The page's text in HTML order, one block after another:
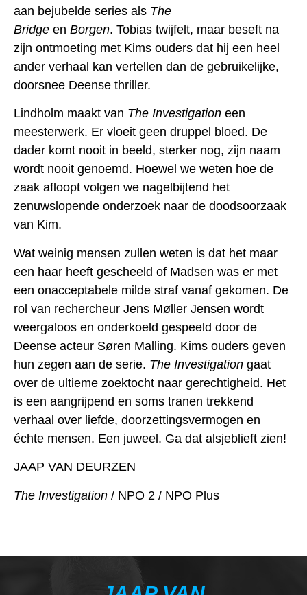
aan bejubelde series als The
Bridge en Borgen. Tobias twijfelt, maar beseft na
zijn ontmoeting met Kims ouders dat hij een heel
ander verhaal kan vertellen dan de gebruikelijke,
doorsnee Deense thriller.
Lindholm maakt van The Investigation een
meesterwerk. Er vloeit geen druppel bloed. De
dader komt nooit in beeld, sterker nog, zijn naam
wordt nooit genoemd. Hoewel we weten hoe de
zaak afloopt volgen we nagelbijtend het
zenuwslopende onderzoek naar de doodsoorzaak
van Kim.
Wat weinig mensen zullen weten is dat het maar
een haar heeft gescheeld of Madsen was er met
een onacceptabele milde straf vanaf gekomen. De
rol van rechercheur Jens Møller Jensen wordt
weergaloos en onderkoeld gespeeld door de
Deense acteur Søren Malling. Kims ouders geven
hun zegen aan de serie. The Investigation gaat
over de ultieme zoektocht naar gerechtigheid. Het
is een aangrijpend en soms tranen trekkend
verhaal over liefde, doorzettingsvermogen en
échte mensen. Een juweel. Ga dat alsjeblieft zien!
JAAP VAN DEURZEN
The Investigation / NPO 2 / NPO Plus